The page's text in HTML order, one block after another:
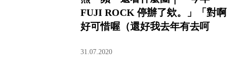
FUJI ROCK 停辦了欸。」「對啊
好可惜喔（還好我去年有去呵
31.07.2020